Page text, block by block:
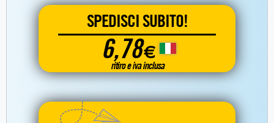
SPEDISCI SUBITO!
6,78€
ritiro e iva inclusa